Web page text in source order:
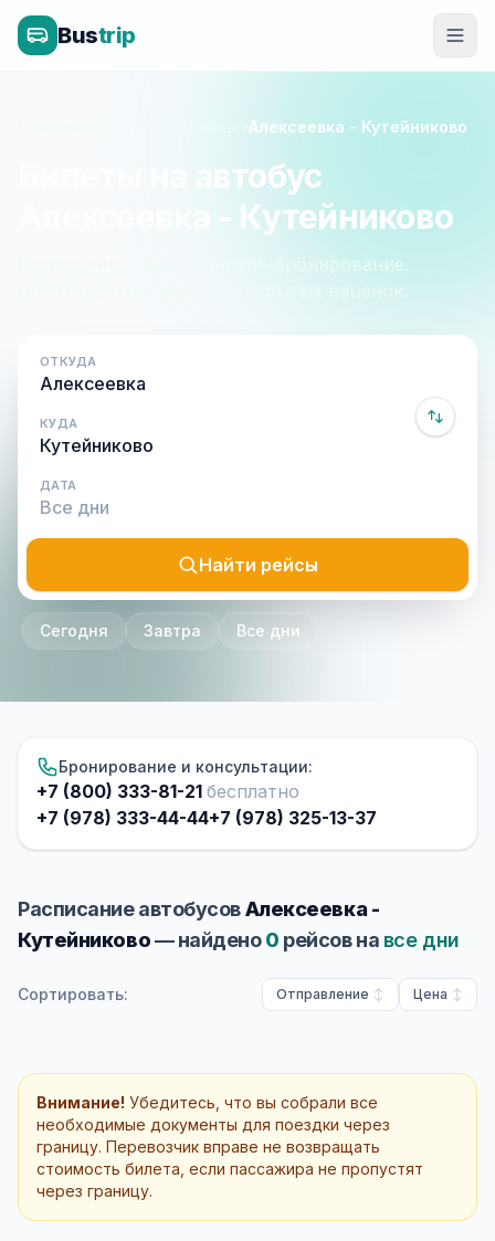
Bustrip
Алексеевка - Кутейниково
Билеты на автобус
Алексеевка - Кутейниково
Расписание, цены и онлайн-бронирование.
Оплата при посадке, без скрытых наценок.
ОТКУДА
КУДА
ДАТА
Найти рейсы
Сегодня Завтра Все дни
Бронирование и консультации:
+7 (800) 333-81-21 бесплатно
+7 (978) 333-44-44+7 (978) 325-13-37
Расписание автобусовАлексеевка -
Кутейниково— найдено0 рейсов на все дни
Сортировать: Отправление Цена
Внимание! Убедитесь, что вы собрали все
необходимые документы для поездки через
границу. Перевозчик вправе не возвращать
стоимость билета, если пассажира не пропустят
через границу.